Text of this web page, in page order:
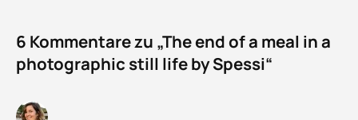
6 Kommentare zu „The end of a meal in a
photographic still life by Spessi“